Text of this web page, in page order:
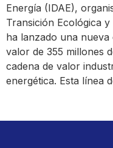
Energía (IDAE),
Transición Ecológica
ha lanzado una
valor de 355 millones
cadena de valor
energética. Esta línea